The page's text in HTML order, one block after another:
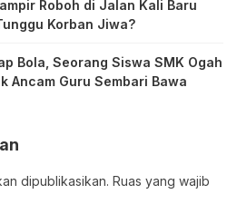
Roboh di Jalan Kali Baru
Korban Jiwa?
Bola, Seorang Siswa SMK Ogah
Ancam Guru Sembari Bawa
dipublikasikan. Ruas yang wajib